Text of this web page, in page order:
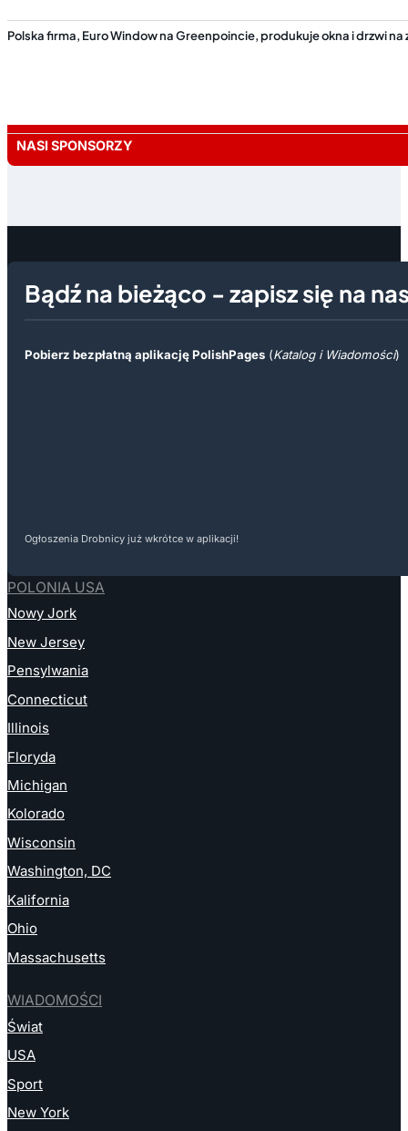
Polska firma, Euro Window na Greenpoincie, produkuje okna i drzwi
NASI SPONSORZY
Bądź na bieżąco - zapisz się na
Pobierz bezpłatną aplikację PolishPages (Katalog i Wiadomości)
Ogłoszenia Drobnicy już wkrótce w aplikacji!
POLONIA USA
Nowy Jork
New Jersey
Pensylwania
Connecticut
Illinois
Floryda
Michigan
Kolorado
Wisconsin
Washington, DC
Kalifornia
Ohio
Massachusetts
WIADOMOŚCI
Świat
USA
Sport
New York